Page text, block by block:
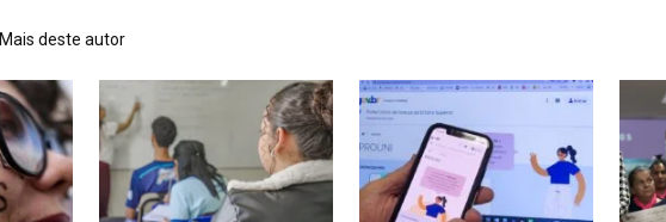
Mais deste autor